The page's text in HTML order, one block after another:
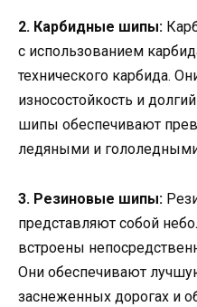
2. Карбидные шипы:
с использованием
технического карбида.
износостойкость и
шипы обеспечивают
ледяными и
3. Резиновые шипы:
представляют собой
встроены
Они обеспечивают
заснеженных дорогах и